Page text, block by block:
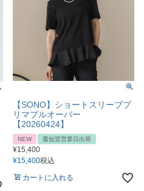
【SONO】ショートスリーブプ
リマプルオーバー
【20260424】
NEW 最短翌営業日出荷
¥15,400
¥15,400税込
カートに入れる